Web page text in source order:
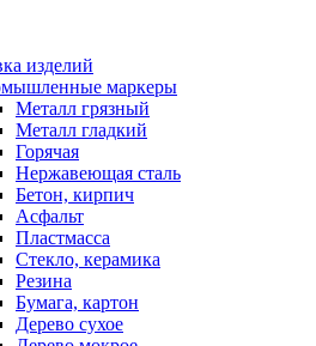
изделий
маркеры
Металл грязный
Металл гладкий
Горячая
Нержавеющая сталь
Бетон, кирпич
Асфальт
Пластмасса
Стекло, керамика
Резина
Бумага, картон
Дерево сухое